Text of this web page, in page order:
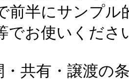
前半にサンプ
でお使いくださ
共有・譲渡の